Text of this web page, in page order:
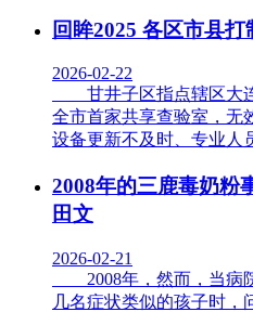
回眸2025 各区市县
2026-02-22
甘井子区指点辖区大
全市首家共享查验室，无
设备更新不及时、专业人
2008年的三鹿毒奶粉
田文
2026-02-21
2008年，然而，当病
几名症状类似的孩子时，